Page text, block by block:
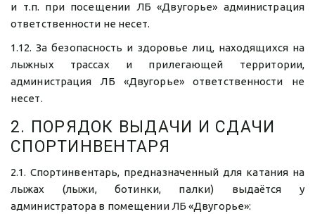
и т.п. при посещении ЛБ «Двугорье» администрация
ответственности не несет.
1.12. За безопасность и здоровье лиц, находящихся на
лыжных трассах и прилегающей территории,
администрация ЛБ «Двугорье» ответственности не
несет.
2. ПОРЯДОК ВЫДАЧИ И СДАЧИ
СПОРТИНВЕНТАРЯ
2.1. Спортинвентарь, предназначенный для катания на
лыжах (лыжи, ботинки, палки) выдаётся у
администратора в помещении ЛБ «Двугорье»: